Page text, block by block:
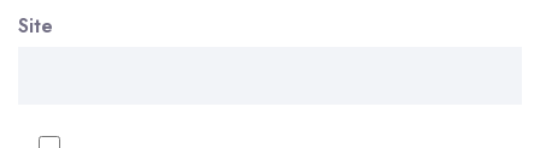
Site